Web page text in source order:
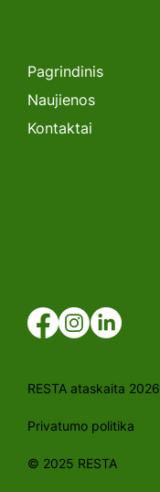
pritraukė
Pagrindinis
Naujienos
Kontaktai
RESTA ataskaita 2026
Privatumo politika
© 2025 RESTA